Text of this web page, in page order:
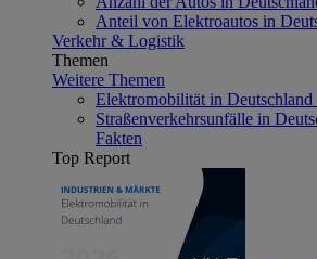
Anteil von Elektroautos in
Verkehr & Logistik
Themen
Weitere Themen
Elektromobilität in
Straßenverkehrsunfälle in
Fakten
Top Report